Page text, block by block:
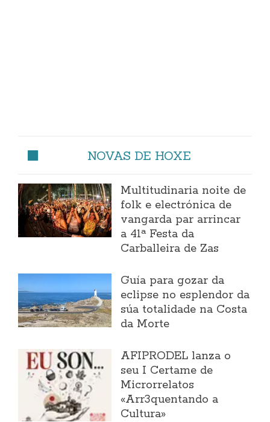
NOVAS DE HOXE
Multitudinaria noite de
folk e electrónica de
vangarda par arrincar
a 41ª Festa da
Carballeira de Zas
Guía para gozar da
eclipse no esplendor da
súa totalidade na Costa
da Morte
AFIPRODEL lanza o
seu I Certame de
Microrrelatos
«Arr3quentando a
Cultura»